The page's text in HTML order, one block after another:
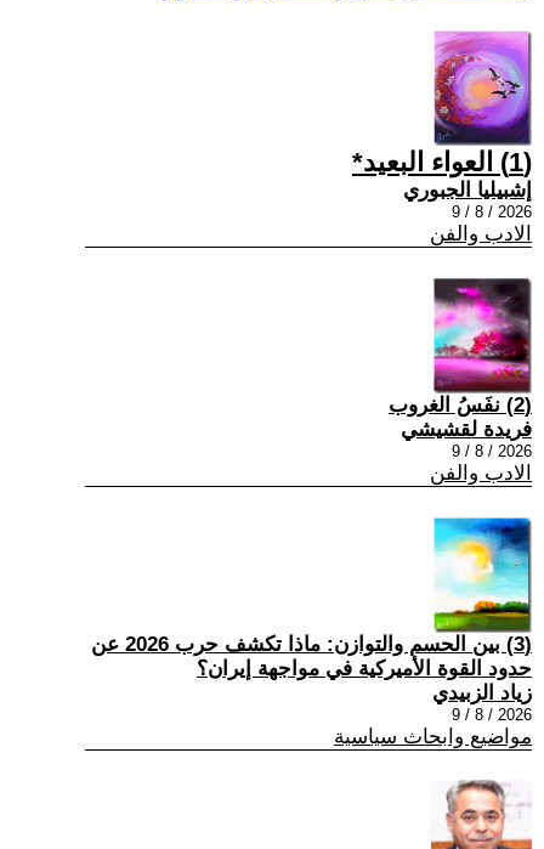
(1) العواء البعيد*
إشبيليا الجبوري
2026 / 8 / 9
الادب والفن
(2) نفَسُ الغروب
فريدة لقشيشي
2026 / 8 / 9
الادب والفن
(3) بين الحسم والتوازن: ماذا تكشف حرب 2026 عن
حدود القوة الأميركية في مواجهة إيران؟
زياد الزبيدي
2026 / 8 / 9
مواضيع وابحاث سياسية